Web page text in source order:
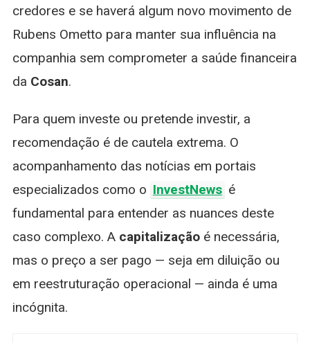
credores e se haverá algum novo movimento de
Rubens Ometto para manter sua influência na
companhia sem comprometer a saúde financeira
da Cosan.
Para quem investe ou pretende investir, a
recomendação é de cautela extrema. O
acompanhamento das notícias em portais
especializados como o InvestNews é
fundamental para entender as nuances deste
caso complexo. A capitalizaçãoé necessária,
mas o preço a ser pago — seja em diluição ou
em reestruturação operacional — ainda é uma
incógnita.